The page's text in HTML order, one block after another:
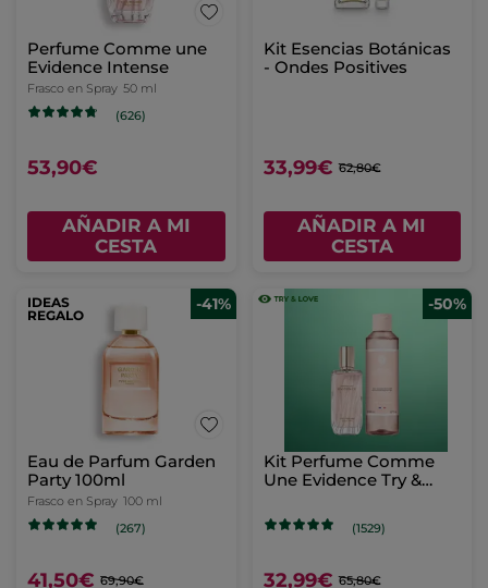
Perfume Comme une
Evidence Intense
Frasco en Spray 50 ml
(626)
53,90€
AÑADIR A MI
CESTA
Kit Esencias Botánicas
- Ondes Positives
33,99€ 62,80€
AÑADIR A MI
CESTA
IDEAS
REGALO
-41%
Eau de Parfum Garden
Party 100ml
Frasco en Spray 100 ml
(267)
41,50€ 69,90€
-50%
Kit Perfume Comme
Une Evidence Try &
(1529)
32,99€ 65,80€